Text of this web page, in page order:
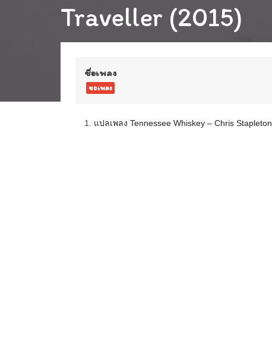
Traveller (2015)
ชื่อเพลง
ขอเพลง
1. แปลเพลง Tennessee Whiskey – Chris Stapleton